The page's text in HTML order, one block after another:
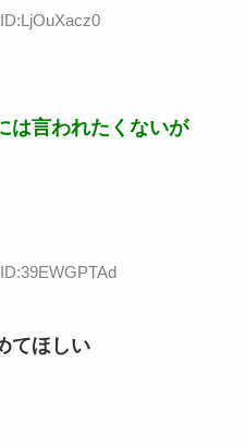
は言われたくないが
てほしい